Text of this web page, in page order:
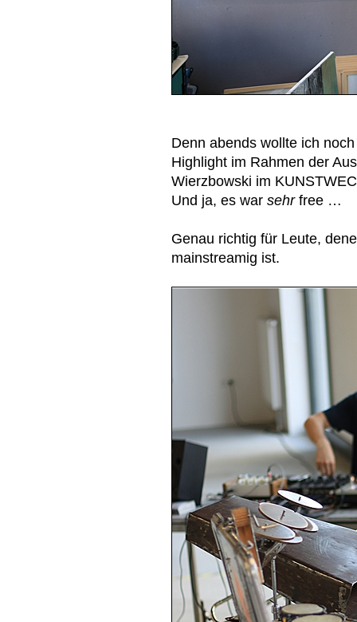
Denn abends wollte ich
Highlight im Rahmen der
Wierzbowski im
Und ja, es war sehrfree …
Genau richtig für Leute,
mainstreamig ist.